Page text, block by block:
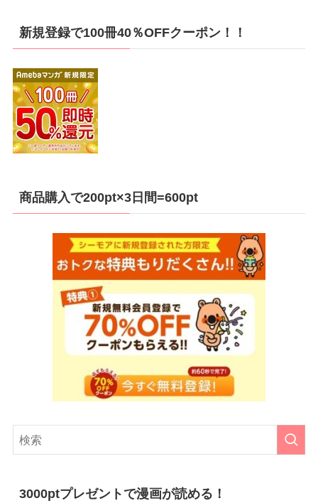
新規登録で100冊40％OFFクーポン！！
商品購入で200pt×3日間=600pt
3000ptプレゼントで漫画が読める！